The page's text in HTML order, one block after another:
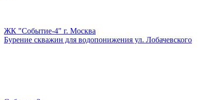
ЖК "Событие-4" г. Москва
Бурение скважин для водопонижения ул. Лобачевского